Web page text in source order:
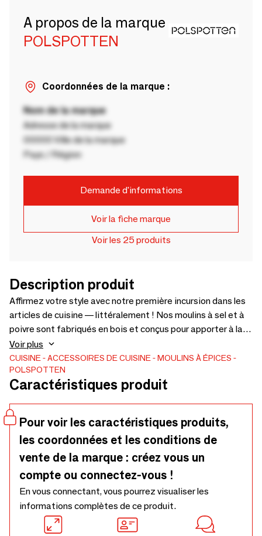
A propos de la marque
POLSPOTTEN
Coordonnées de la marque :
Nom de la marque
Adresse de la marque
00000 Ville de la marque
Pays / Région
Demande d'informations
Voir la fiche marque
Voir les 25 produits
Description produit
Affirmez votre style avec notre première incursion dans les
articles de cuisine — littéralement ! Nos moulins à sel et à
poivre sont fabriqués en bois et conçus pour apporter à la
fois forme et fonction à votre table. Sel et poivre, mais
avec une touche originale !
Voir plus
CUISINE ACCESSOIRES DE CUISINE
MOULINS À ÉPICES
POLSPOTTEN
Caractéristiques produit
Pour voir les caractéristiques produits,
les coordonnées et les conditions de
vente de la marque : créez vous un
compte ou connectez-vous !
En vous connectant, vous pourrez visualiser les
informations complètes de ce produit.